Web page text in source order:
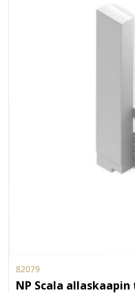
82079
NP Scala